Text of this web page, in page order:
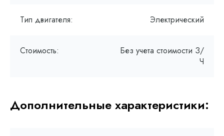
Тип двигателя: Электрический
Стоимость:
Без учета стоимости З/
Ч
Дополнительные характеристики: